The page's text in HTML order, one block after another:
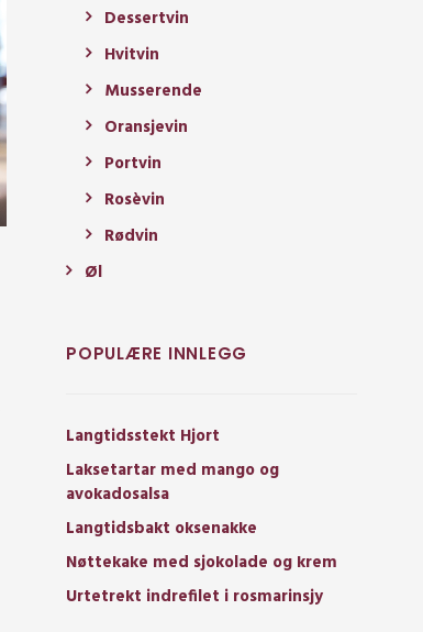
Dessertvin
Hvitvin
Musserende
Oransjevin
Portvin
Rosèvin
Rødvin
Øl
POPULÆRE INNLEGG
Langtidsstekt Hjort
Laksetartar med mango og
avokadosalsa
Langtidsbakt oksenakke
Nøttekake med sjokolade og krem
Urtetrekt indrefilet i rosmarinsjy